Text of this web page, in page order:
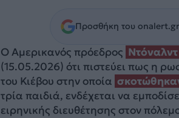
Προσθήκη του
Ο Αμερικανός πρόεδρος
(15.05.2026) ότι πιστεύει πως η
του Κιέβου στην οποία
τρία παιδιά, ενδέχεται να
ειρηνικής διευθέτησης στον